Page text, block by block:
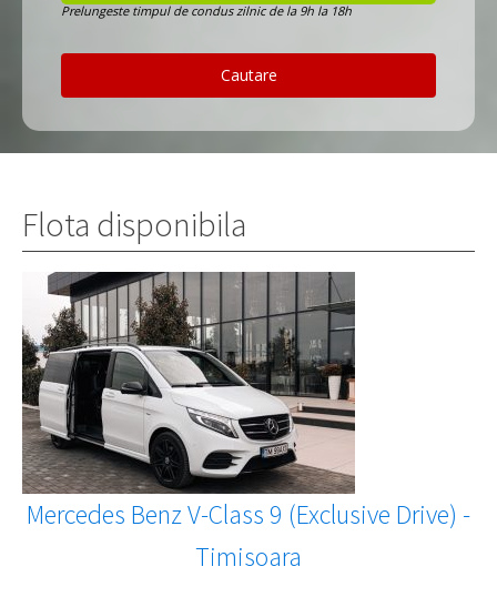
Prelungeste timpul de condus zilnic de la 9h la 18h
Cautare
Flota disponibila
Mercedes Benz V-Class 9 (Exclusive Drive) -
Timisoara